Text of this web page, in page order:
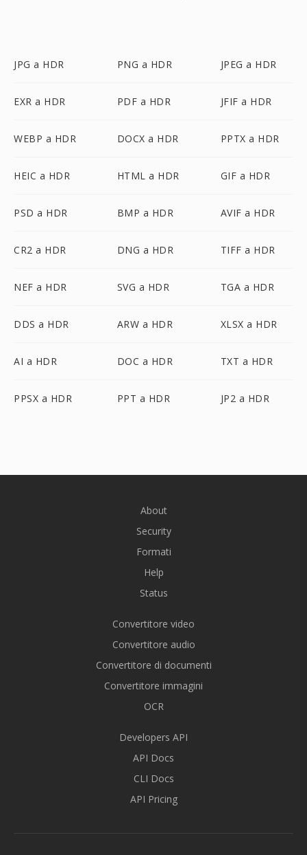
JPG a HDR PNG a HDR JPEG a HDR
EXR a HDR PDF a HDR JFIF a HDR
WEBP a HDR DOCX a HDR PPTX a HDR
HEIC a HDR HTML a HDR GIF a HDR
PSD a HDR BMP a HDR AVIF a HDR
CR2 a HDR DNG a HDR TIFF a HDR
NEF a HDR SVG a HDR TGA a HDR
DDS a HDR ARW a HDR XLSX a HDR
AI a HDR DOC a HDR TXT a HDR
PPSX a HDR PPT a HDR JP2 a HDR
About
Security
Formati
Help
Status
Convertitore video
Convertitore audio
Convertitore di documenti
Convertitore immagini
OCR
Developers API
API Docs
CLI Docs
API Pricing